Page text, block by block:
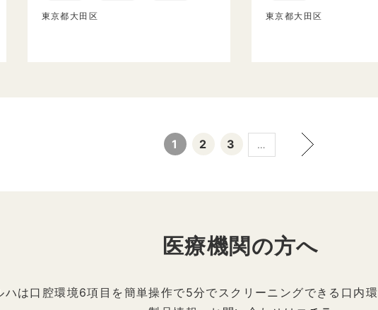
東京都大田区 東京都大田区
1 2 3 …
医療機関の方へ
ハは口腔環境6項目を簡単操作で5分でスクリーニングできる口内環